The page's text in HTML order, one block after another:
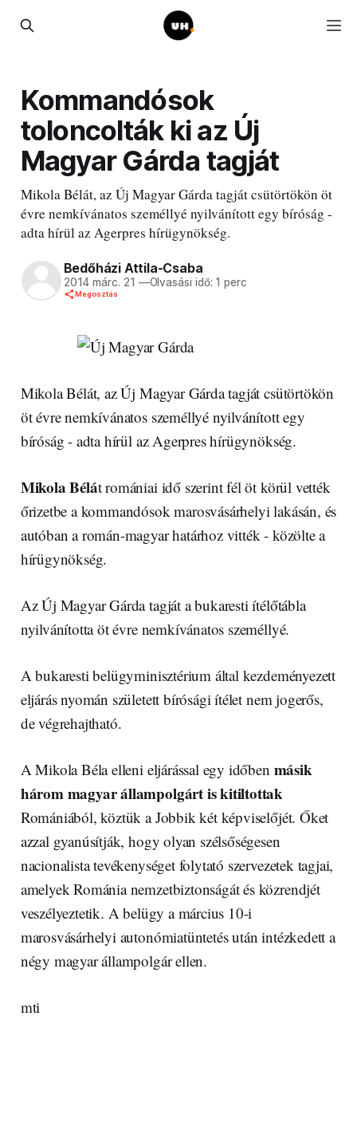
Kommandósok
toloncolták ki az Új
Magyar Gárda tagját
Mikola Bélát, az Új Magyar Gárda tagját csütörtökön öt
évre nemkívánatos személlyé nyilvánított egy bíróság -
adta hírül az Agerpres hírügynökség.
Bedőházi Attila-Csaba
2014 márc. 21 —Olvasási idő: 1 perc
Megosztás
Mikola Bélát, az Új Magyar Gárda tagját csütörtökön
öt évre nemkívánatos személlyé nyilvánított egy
bíróság - adta hírül az Agerpres hírügynökség.
Mikola Bélát romániai idő szerint fél öt körül vették
őrizetbe a kommandósok marosvásárhelyi lakásán, és
autóban a román-magyar határhoz vitték - közölte a
hírügynökség.
Az Új Magyar Gárda tagját a bukaresti ítélőtábla
nyilvánította öt évre nemkívánatos személlyé.
A bukaresti belügyminisztérium által kezdeményezett
eljárás nyomán született bírósági ítélet nem jogerős,
de végrehajtható.
A Mikola Béla elleni eljárással egy időben másik
három magyar állampolgárt is kitiltottak
Romániából, köztük a Jobbik két képviselőjét. Őket
azzal gyanúsítják, hogy olyan szélsőségesen
nacionalista tevékenységet folytató szervezetek tagjai,
amelyek Románia nemzetbiztonságát és közrendjét
veszélyeztetik. A belügy a március 10-i
marosvásárhelyi autonómiatüntetés után intézkedett a
négy magyar állampolgár ellen.
mti